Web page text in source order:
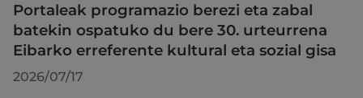
Portaleak programazio berezi eta zabal
batekin ospatuko du bere 30. urteurrena
Eibarko erreferente kultural eta sozial gisa
2026/07/17